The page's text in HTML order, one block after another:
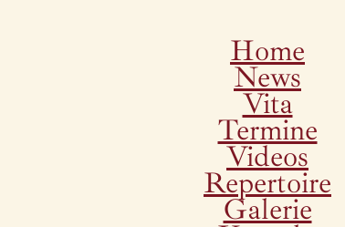
Home
News
Vita
Termine
Videos
Repertoire
Galerie